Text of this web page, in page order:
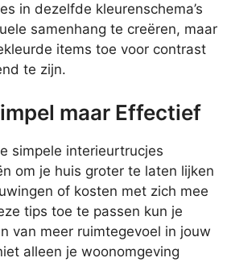
in dezelfde kleurenschema’s
samenhang te creëren, maar
items toe voor contrast
te zijn.
maar Effectief
simpele interieurtrucjes
om je huis groter te laten lijken
of kosten met zich mee
tips toe te passen kun je
van meer ruimtegevoel in jouw
alleen je woonomgeving